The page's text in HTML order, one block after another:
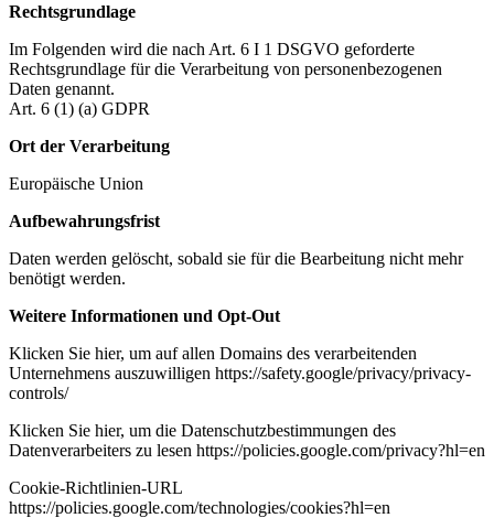
Rechtsgrundlage
Im Folgenden wird die nach Art. 6 I 1 DSGVO geforderte
Rechtsgrundlage für die Verarbeitung von personenbezogenen
Daten genannt.
Art. 6 (1) (a) GDPR
Ort der Verarbeitung
Europäische Union
Aufbewahrungsfrist
Daten werden gelöscht, sobald sie für die Bearbeitung nicht mehr
benötigt werden.
Weitere Informationen und Opt-Out
Klicken Sie hier, um auf allen Domains des verarbeitenden
Unternehmens auszuwilligen https://safety.google/privacy/privacy-
controls/
Klicken Sie hier, um die Datenschutzbestimmungen des
Datenverarbeiters zu lesen https://policies.google.com/privacy?hl=en
Cookie-Richtlinien-URL
https://policies.google.com/technologies/cookies?hl=en